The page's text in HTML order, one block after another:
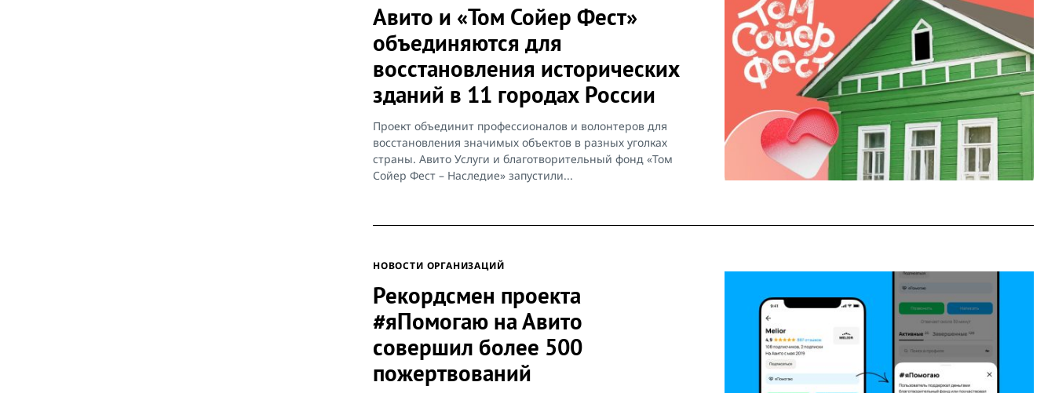
Авито и «Том Сойер Фест»
объединяются для
восстановления исторических
зданий в 11 городах России
Проект объединит профессионалов и волонтеров для
восстановления значимых объектов в разных уголках
страны. Авито Услуги и благотворительный фонд «Том
Сойер Фест – Наследие» запустили...
НОВОСТИ ОРГАНИЗАЦИЙ
Рекордсмен проекта
#яПомогаю на Авито
совершил более 500
пожертвований